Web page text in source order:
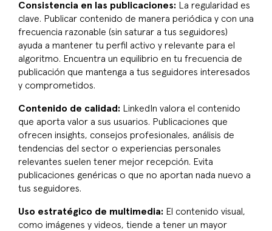
Consistencia en las publicaciones: La regularidad es
clave. Publicar contenido de manera periódica y con una
frecuencia razonable (sin saturar a tus seguidores)
ayuda a mantener tu perfil activo y relevante para el
algoritmo. Encuentra un equilibrio en tu frecuencia de
publicación que mantenga a tus seguidores interesados
y comprometidos.
Contenido de calidad: LinkedIn valora el contenido
que aporta valor a sus usuarios. Publicaciones que
ofrecen insights, consejos profesionales, análisis de
tendencias del sector o experiencias personales
relevantes suelen tener mejor recepción. Evita
publicaciones genéricas o que no aportan nada nuevo a
tus seguidores.
Uso estratégico de multimedia: El contenido visual,
como imágenes y videos, tiende a tener un mayor